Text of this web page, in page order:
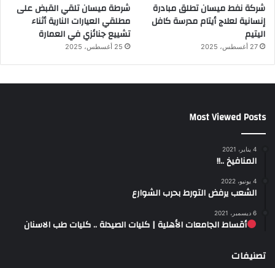
شركة نفط ميسان تطلق مبادرة
إنسانية لعلاج أيتام مدرسة كافل
اليتيم
27 أغسطس، 2025
شرطة ميسان تلقي القبض على
مطلقي العيارات النارية أثناء
تشييع جنائزي في العمارة
25 أغسطس، 2025
Most Viewed Posts
4 يناير، 2021
المنافيخ ..!!
4 يونيو، 2022
الشعب يرفض التورط بحرب الشوارع
6 ديسمبر، 2021
أقساط الجامعات الأهلية | كليات الصيدلة .. كليات طب الاسنان
تصنيفات